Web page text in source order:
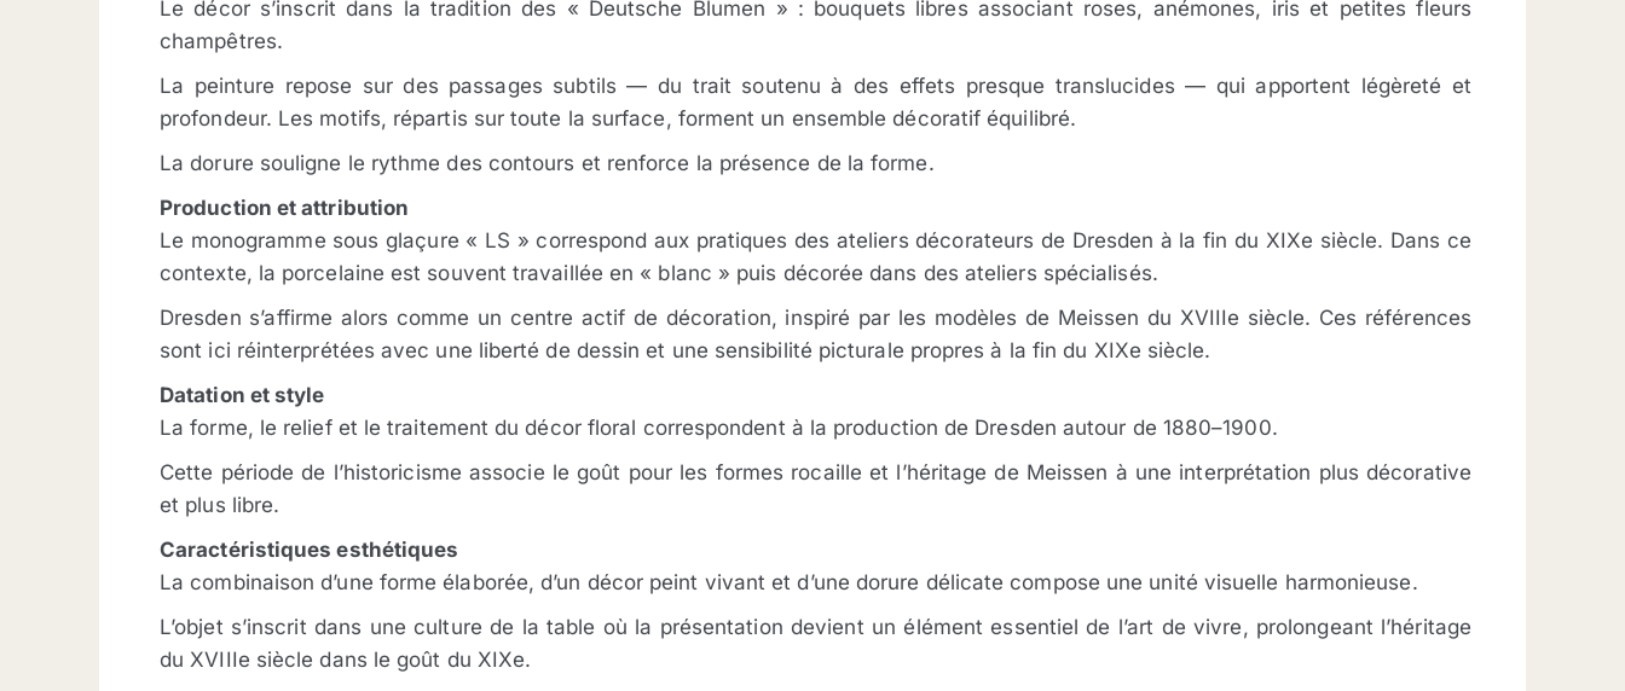
Le décor s’inscrit dans la tradition des « Deutsche Blumen » : bouquets libres associant roses, anémones, iris et petites fleurs
champêtres.
La peinture repose sur des passages subtils — du trait soutenu à des effets presque translucides — qui apportent légèreté et
profondeur. Les motifs, répartis sur toute la surface, forment un ensemble décoratif équilibré.
La dorure souligne le rythme des contours et renforce la présence de la forme.
Production et attribution
Le monogramme sous glaçure « LS » correspond aux pratiques des ateliers décorateurs de Dresden à la fin du XIXe siècle. Dans ce
contexte, la porcelaine est souvent travaillée en « blanc » puis décorée dans des ateliers spécialisés.
Dresden s’affirme alors comme un centre actif de décoration, inspiré par les modèles de Meissen du XVIIIe siècle. Ces références
sont ici réinterprétées avec une liberté de dessin et une sensibilité picturale propres à la fin du XIXe siècle.
Datation et style
La forme, le relief et le traitement du décor floral correspondent à la production de Dresden autour de 1880–1900.
Cette période de l’historicisme associe le goût pour les formes rocaille et l’héritage de Meissen à une interprétation plus décorative
et plus libre.
Caractéristiques esthétiques
La combinaison d’une forme élaborée, d’un décor peint vivant et d’une dorure délicate compose une unité visuelle harmonieuse.
L’objet s’inscrit dans une culture de la table où la présentation devient un élément essentiel de l’art de vivre, prolongeant l’héritage
du XVIIIe siècle dans le goût du XIXe.